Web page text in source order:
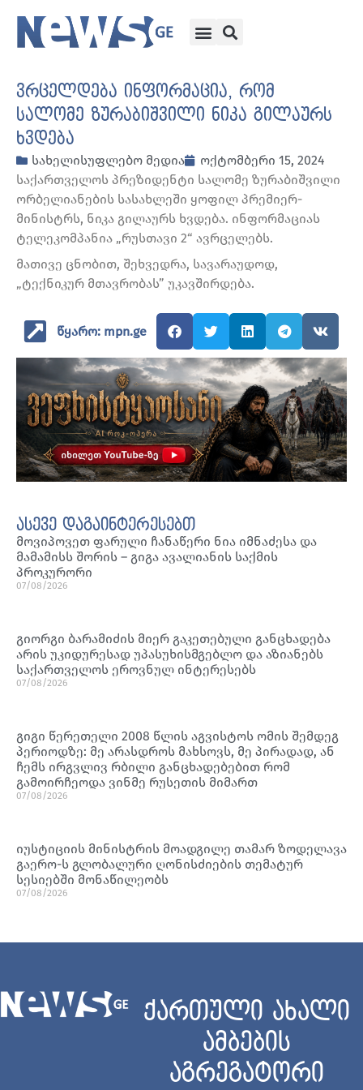
ვრცელდება ინფორმაცია, რომ
სალომე ზურაბიშვილი ნიკა გილაურს
ხვდება
სახელისუფლებო მედია
ოქტომბერი 15, 2024
საქართველოს პრეზიდენტი სალომე ზურაბიშვილი
ორბელიანების სასახლეში ყოფილ პრემიერ-
მინისტრს, ნიკა გილაურს ხვდება. ინფორმაციას
ტელეკომპანია „რუსთავი 2“ ავრცელებს.
მათივე ცნობით, შეხვედრა, სავარაუდოდ,
„ტექნიკურ მთავრობას” უკავშირდება.
წყარო: mpn.ge
ასევე დაგაინტერესებთ
მოვიპოვეთ ფარული ჩანაწერი ნია იმნაძესა და
მამამისს შორის – გიგა ავალიანის საქმის
პროკურორი
07/08/2026
გიორგი ბარამიძის მიერ გაკეთებული განცხადება
არის უკიდურესად უპასუხისმგებლო და აზიანებს
საქართველოს ეროვნულ ინტერესებს
07/08/2026
გიგი წერეთელი 2008 წლის აგვისტოს ომის შემდეგ
პერიოდზე: მე არასდროს მახსოვს, მე პირადად, ან
ჩემს ირგვლივ რბილი განცხადებებით რომ
გამოირჩეოდა ვინმე რუსეთის მიმართ
07/08/2026
იუსტიციის მინისტრის მოადგილე თამარ ზოდელავა
გაერო-ს გლობალური ღონისძიების თემატურ
სესიებში მონაწილეობს
07/08/2026
ქართული ახალი
ამბების
აგრეგატორი